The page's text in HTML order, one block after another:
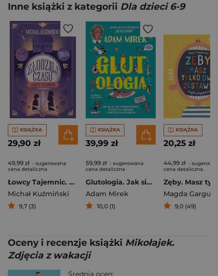
Inne książki z kategorii Dla dzieci 6-9
KSIĄŻKA
29,90 zł
49,99 zł - sugerowana
cena detaliczna
Łowcy Tajemnic. Złodziej czasu
Michał Kuźmiński
9,7 (3)
KSIĄŻKA
39,99 zł
59,99 zł - sugerowana
cena detaliczna
Glutologia. Jak się nie dać mikropaskudom, wstrętnym robalom i podstępnym chorobom
Adam Mirek
10,0 (1)
KSIĄŻKA
20,25 zł
44,99 zł -
cena detaliczna
9,0 (49)
Oceny i recenzje książki Mikołajek.
Zdjęcia z wakacji
Średnia ocen: